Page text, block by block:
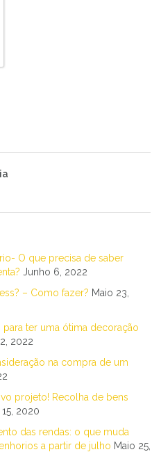
O que precisa de saber
Junho 6, 2022
– Como fazer? Maio 23,
ter uma ótima decoração
2022
na compra de um
projeto! Recolha de bens
2020
das rendas: o que muda
a partir de julho Maio 25,